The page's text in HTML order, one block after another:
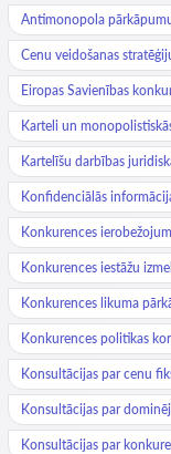
Antimonopola
Cenu veidošanas
Eiropas Savienības
Karteli un
Kartelīšu darbības
Konfidenciālās
Konkurences
Konkurences iestāžu
Konkurences likuma
Konkurences politikas
Konsultācijas par cenu
Konsultācijas par
Konsultācijas par